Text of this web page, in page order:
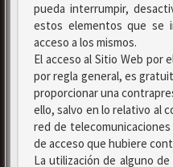
pueda interrumpir,
estos elementos que se
acceso a los mismos.
El acceso al Sitio Web por
por regla general, es
proporcionar una
ello, salvo en lo relativo al
red de
de acceso que hubiere
La utilización de alguno